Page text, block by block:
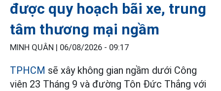
được quy hoạch bãi xe, trung
tâm thương mại ngầm
MINH QUÂN | 06/08/2026 - 09:17
TPHCM sẽ xây không gian ngầm dưới Công
viên 23 Tháng 9 và đường Tôn Đức Thắng với